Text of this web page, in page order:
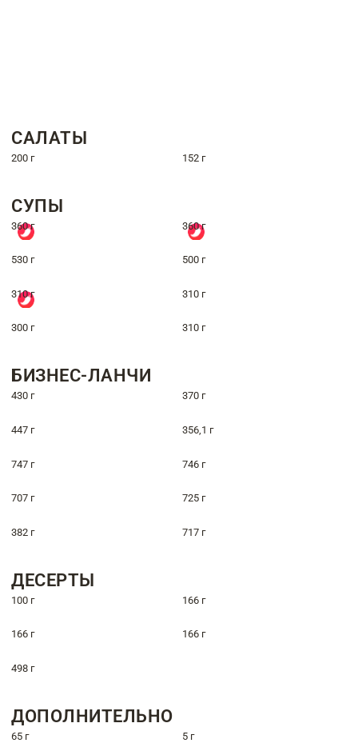
САЛАТЫ
200 г 152 г
СУПЫ
360 г 360 г
530 г 500 г
310 г 310 г
300 г 310 г
БИЗНЕС-ЛАНЧИ
430 г 370 г
447 г 356,1 г
747 г 746 г
707 г 725 г
382 г 717 г
ДЕСЕРТЫ
100 г 166 г
166 г 166 г
498 г
ДОПОЛНИТЕЛЬНО
65 г 5 г